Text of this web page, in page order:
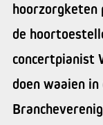
de
concertpianist
doen waaien in